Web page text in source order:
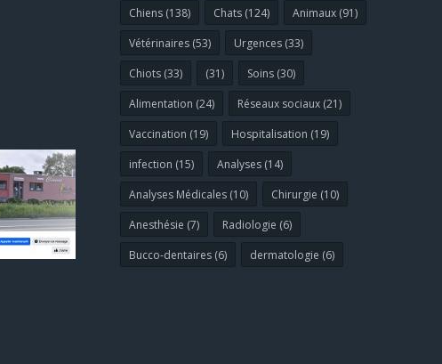
Chiens (138) Chats (124)
Animaux (91)
Vétérinaires (53)
Urgences (33)
Chiots (33)
(31)
Soins (30)
Alimentation (24)
Réseaux sociaux (21)
Vaccination (19)
Hospitalisation (19)
infection (15)
Analyses (14)
Analyses Médicales (10)
Chirurgie (10)
Anesthésie (7)
Radiologie (6)
Bucco-dentaires (6)
dermatologie (6)